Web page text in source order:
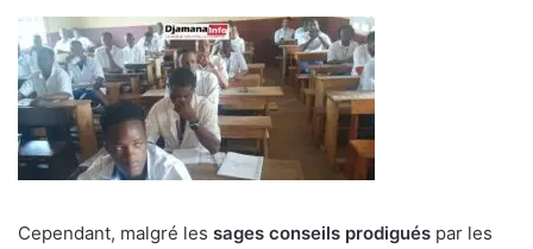
Cependant, malgré les sages conseils prodigués par les